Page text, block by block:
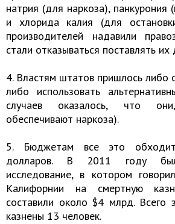
натрия (для наркоза), панкурония
и хлорида калия (для
производителей надавили
стали отказываться поставлять
4. Властям штатов пришлось либо
либо использовать
случаев оказалось, что
обеспечивают наркоза).
5. Бюджетам все это
долларов. В 2011 году
исследование, в котором
Калифорнии на смертную
составили около $4 млрд. Всего
казнены 13 человек.